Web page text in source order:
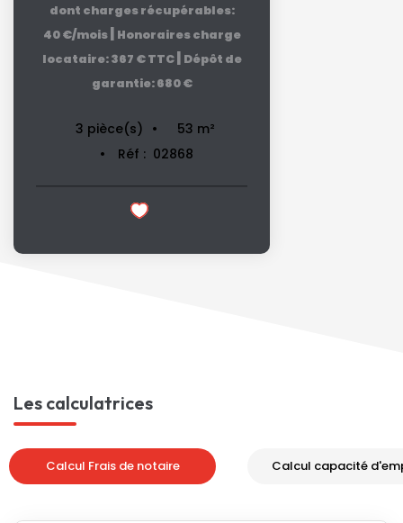
dont charges récupérables:
40 €/mois| Honoraires charge
locataire: 367 € TTC| Dépôt de
garantie: 680 €
3 pièce(s) 53 m²
Réf : 02868
Les calculatrices
Calcul Frais de notaire Calcul capacité